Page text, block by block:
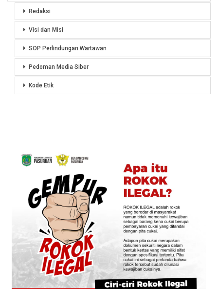
Redaksi
Visi dan Misi
SOP Perlindungan Wartawan
Pedoman Media Siber
Kode Etik